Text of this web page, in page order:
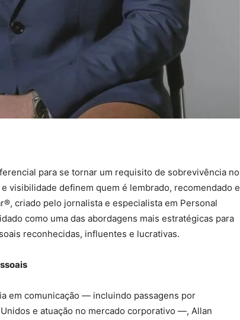
para se tornar um requisito de sobrevivência no
visibilidade definem quem é lembrado, recomendado e
criado pelo jornalista e especialista em Personal
como uma das abordagens mais estratégicas para
reconhecidas, influentes e lucrativas.
em comunicação — incluindo passagens por
e atuação no mercado corporativo —, Allan